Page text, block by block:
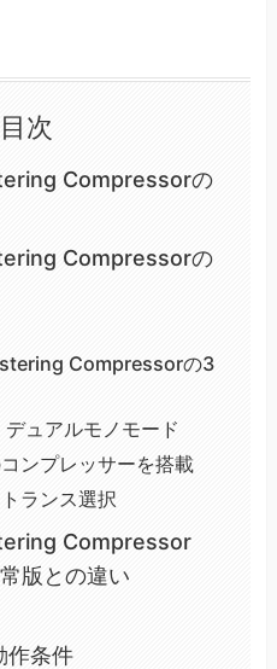
目次
Compressorの
Compressorの
Compressorの3
ュアルモノモード
ンプレッサーを搭載
ランス選択
Compressor
版との違い
作条件